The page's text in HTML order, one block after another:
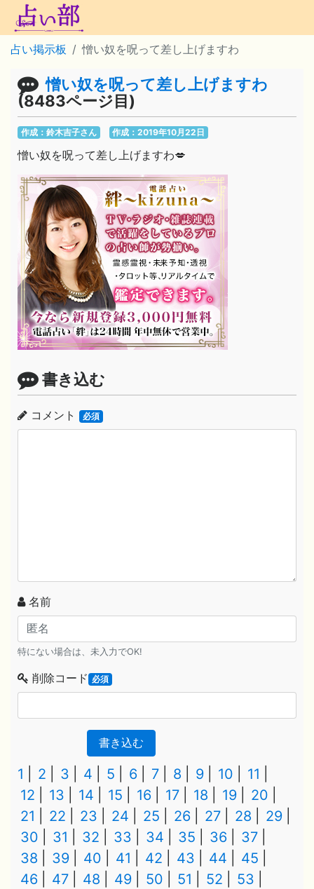
占い掲示板 憎い奴を呪って差し上げますわ
憎い奴を呪って差し上げますわ
(8483ページ目)
作成：鈴木吉子さん 作成：2019年10月22日
憎い奴を呪って差し上げますわ💋
書き込む
コメント 必須
名前
特にない場合は、未入力でOK!
削除コード 必須
書き込む
1 2 3 4 5 6 7 8 9 10
11
12
13 14 15 16 17 18 19
20
21
22 23 24 25 26 27 28
29
30
31 32 33 34 35 36
37
38
39 40 41 42 43 44
45
46
47 48 49 50 51 52
53